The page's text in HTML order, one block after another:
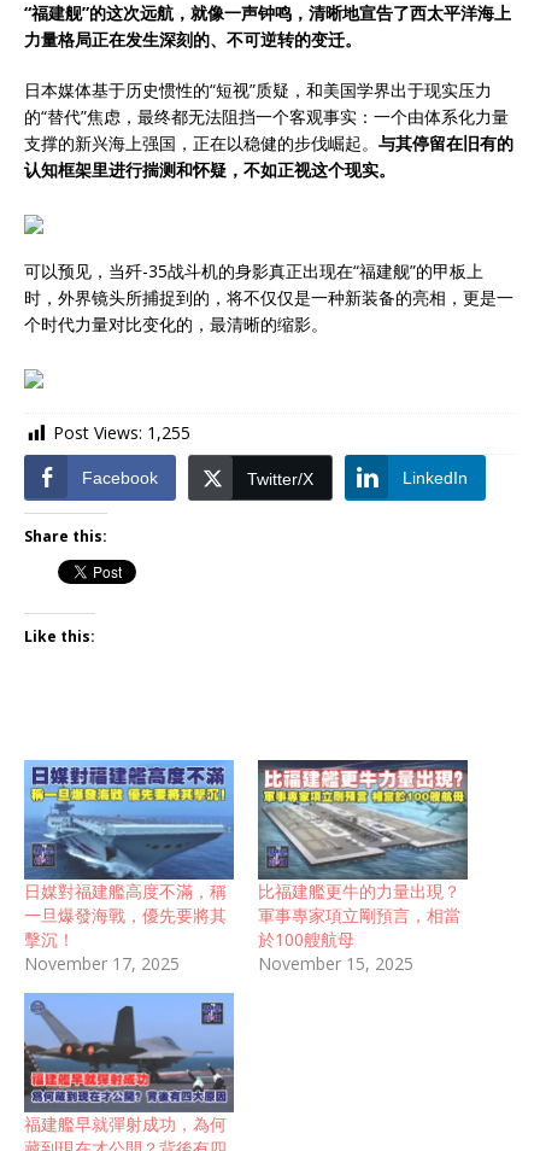
“福建舰”的这次远航，就像一声钟鸣，清晰地宣告了西太平洋海上
力量格局正在发生深刻的、不可逆转的变迁。
日本媒体基于历史惯性的“短视”质疑，和美国学界出于现实压力
的“替代”焦虑，最终都无法阻挡一个客观事实：一个由体系化力量
支撑的新兴海上强国，正在以稳健的步伐崛起。 与其停留在旧有的
认知框架里进行揣测和怀疑，不如正视这个现实。
可以预见，当歼-35战斗机的身影真正出现在“福建舰”的甲板上
时，外界镜头所捕捉到的，将不仅仅是一种新装备的亮相，更是一
个时代力量对比变化的，最清晰的缩影。
Post Views: 1,255
Facebook Twitter/X LinkedIn
Share this:
Like this:
日媒對福建艦高度不滿，稱
一旦爆發海戰，優先要將其
擊沉！
November 17, 2025
比福建艦更牛的力量出現？
軍事專家項立剛預言，相當
於100艘航母
November 15, 2025
福建艦早就彈射成功，為何